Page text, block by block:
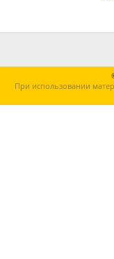
При использовании